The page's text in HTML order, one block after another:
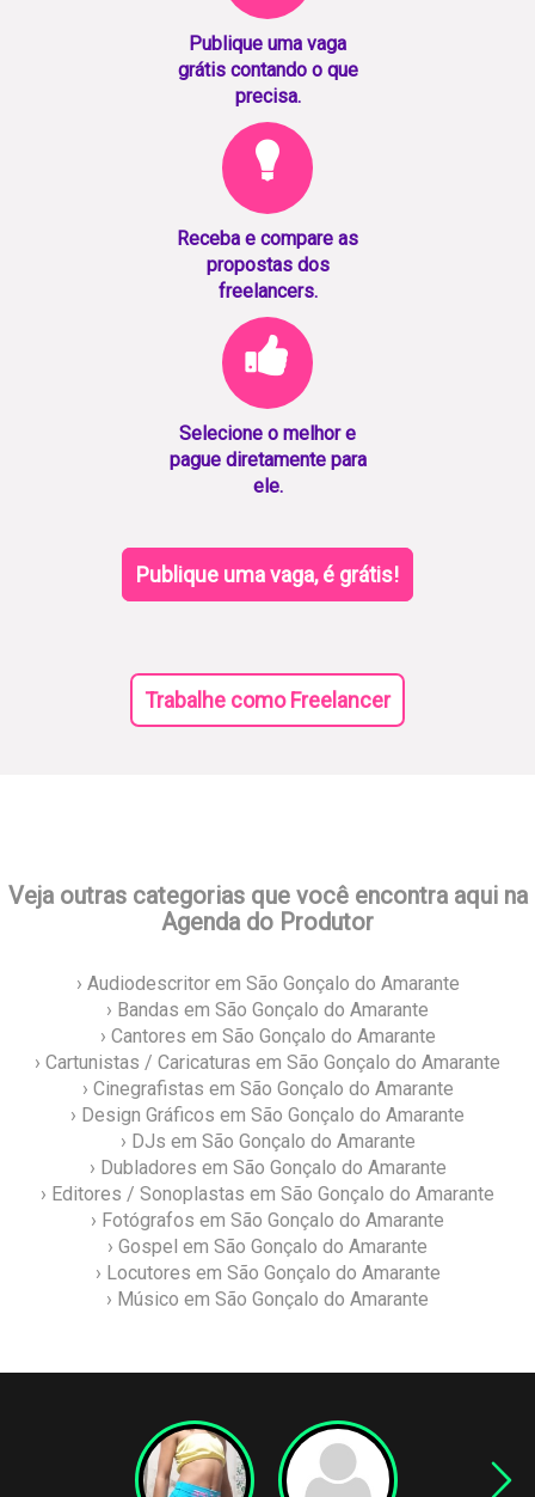
Publique uma vaga
grátis contando o que
precisa.
Receba e compare as
propostas dos
freelancers.
Selecione o melhor e
pague diretamente para
ele.
Publique uma vaga, é grátis!
Trabalhe como Freelancer
Veja outras categorias que você encontra aqui na
Agenda do Produtor
› Audiodescritor em São Gonçalo do Amarante
› Bandas em São Gonçalo do Amarante
› Cantores em São Gonçalo do Amarante
› Cartunistas / Caricaturas em São Gonçalo do Amarante
› Cinegrafistas em São Gonçalo do Amarante
› Design Gráficos em São Gonçalo do Amarante
› DJs em São Gonçalo do Amarante
› Dubladores em São Gonçalo do Amarante
› Editores / Sonoplastas em São Gonçalo do Amarante
› Fotógrafos em São Gonçalo do Amarante
› Gospel em São Gonçalo do Amarante
› Locutores em São Gonçalo do Amarante
› Músico em São Gonçalo do Amarante